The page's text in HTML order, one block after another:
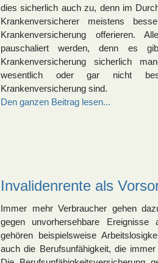
dies sicherlich auch zu, denn im
Krankenversicherer meistens
Krankenversicherung offerieren.
pauschaliert werden, denn es
Krankenversicherung sicherlich
wesentlich oder gar nicht
Krankenversicherung sind.
Den ganzen Beitrag lesen...
Invalidenrente als
Immer mehr Verbraucher gehen
gegen unvorhersehbare
gehören beispielsweise
auch die Berufsunfähigkeit, die